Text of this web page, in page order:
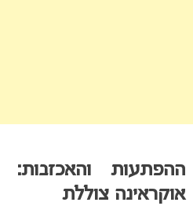
ההפתעות והאכזבות:
אוקראינה צוללת